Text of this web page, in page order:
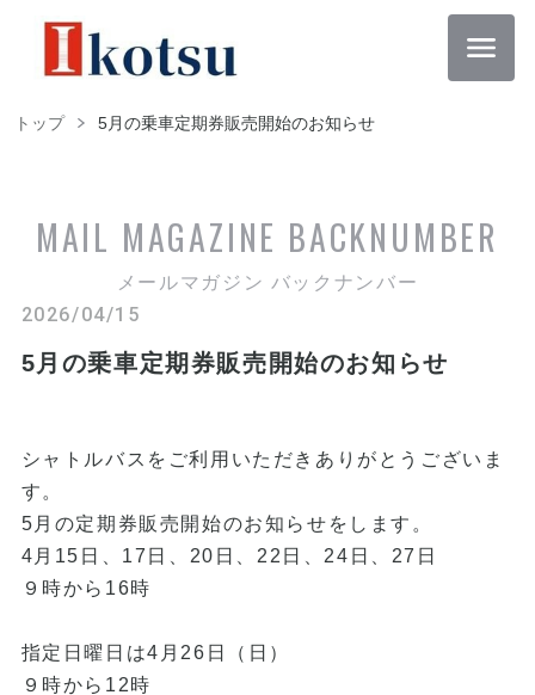
トップ 5月の乗車定期券販売開始のお知らせ
MAIL MAGAZINE BACKNUMBER
メールマガジン バックナンバー
2026/04/15
5月の乗車定期券販売開始のお知らせ
シャトルバスをご利用いただきありがとうございま
す。
5月の定期券販売開始のお知らせをします。
4月15日、17日、20日、22日、24日、27日
９時から16時
指定日曜日は4月26日（日）
９時から12時